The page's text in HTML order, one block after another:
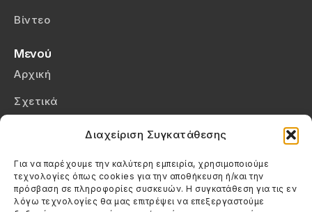
Διαχείριση Συγκατάθεσης
Για να παρέχουμε την καλύτερη εμπειρία, χρησιμοποιούμε
τεχνολογίες όπως cookies για την αποθήκευση ή/και την
πρόσβαση σε πληροφορίες συσκευών. Η συγκατάθεση για τις εν
λόγω τεχνολογίες θα μας επιτρέψει να επεξεργαστούμε
Βίντεο
Μενού
Αρχική
Σχετικά
Πολιτική Cookies (ΕΕ)